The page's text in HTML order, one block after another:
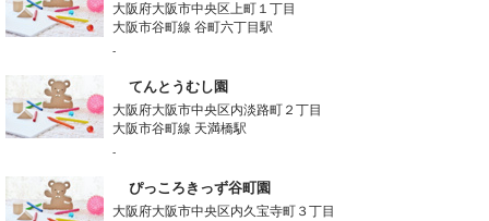
大阪府大阪市中央区上町１丁目
大阪市谷町線 谷町六丁目駅
-
てんとうむし園
大阪府大阪市中央区内淡路町２丁目
大阪市谷町線 天満橋駅
-
ぴっころきっず谷町園
大阪府大阪市中央区内久宝寺町３丁目